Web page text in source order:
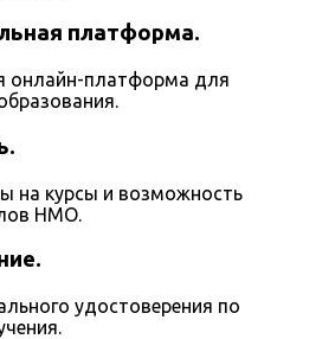
платформа.
онлайн-платформа для
на курсы и возможность
НМО.
удостоверения по